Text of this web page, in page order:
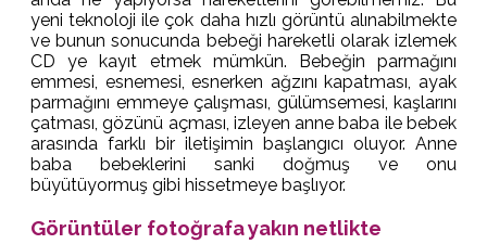
yeni teknoloji ile çok daha hızlı görüntü alınabilmekte
ve bunun sonucunda bebeği hareketli olarak izlemek
CD ye kayıt etmek mümkün. Bebeğin parmağını
emmesi, esnemesi, esnerken ağzını kapatması, ayak
parmağını emmeye çalışması, gülümsemesi, kaşlarını
çatması, gözünü açması, izleyen anne baba ile bebek
arasında farklı bir iletişimin başlangıcı oluyor. Anne
baba bebeklerini sanki doğmuş ve onu
büyütüyormuş gibi hissetmeye başlıyor.
Görüntüler fotoğrafa yakın netlikte